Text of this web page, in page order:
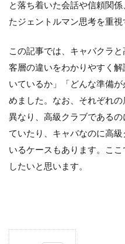
と落ち着いた会話や信頼関
たジェントルマン思考を重視
この記事では、キャバクラ
客層の違いをわかりやすく
いているか」「どんな準備
めました。なお、それぞれ
異なり、高級クラブである
ていたり、キャバなのに高
いるケースもあります。こ
したいと思います。